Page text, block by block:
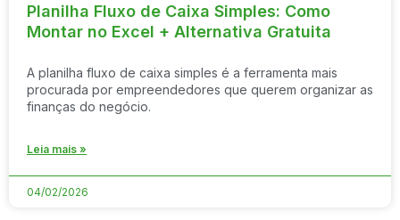
Planilha Fluxo de Caixa Simples: Como
Montar no Excel + Alternativa Gratuita
A planilha fluxo de caixa simples é a ferramenta mais
procurada por empreendedores que querem organizar as
finanças do negócio.
Leia mais »
04/02/2026